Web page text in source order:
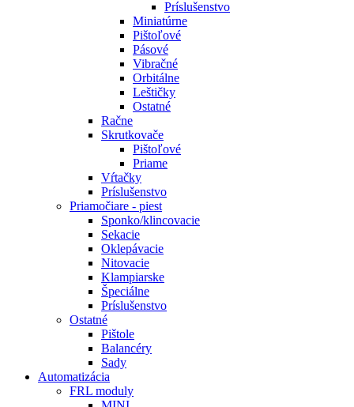
Príslušenstvo
Miniatúrne
Pištoľové
Pásové
Vibračné
Orbitálne
Leštičky
Ostatné
Račne
Skrutkovače
Pištoľové
Priame
Vŕtačky
Príslušenstvo
Priamočiare - piest
Sponko/klincovacie
Sekacie
Oklepávacie
Nitovacie
Klampiarske
Špeciálne
Príslušenstvo
Ostatné
Pištole
Balancéry
Sady
Automatizácia
FRL moduly